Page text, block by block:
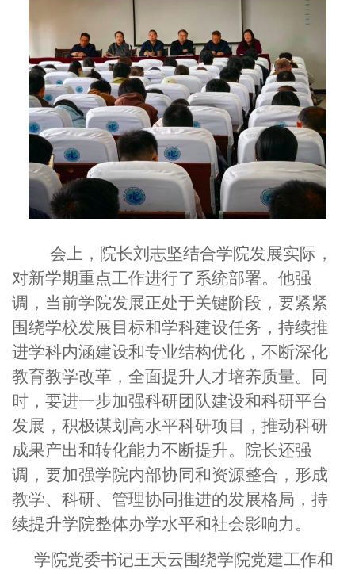
会上， 院长刘志坚结合学院发展实际，
对新学期重点工作进行了系统部署。他强
调，当前学院发展正处于关键阶段，要紧紧
围绕学校发展目标和学科建设任务，持续推
进学科内涵建设和专业结构优化，不断深化
教育教学改革，全面提升人才培养质量。同
时，要进一步加强科研团队建设和科研平台
发展，积极谋划高水平科研项目，推动科研
成果产出和转化能力不断提升。院长还强
调，要加强学院内部协同和资源整合，形成
教学、科研、管理协同推进的发展格局，持
续提升学院整体办学水平和社会影响力。
学院党委书记王天云围绕学院党建工作和